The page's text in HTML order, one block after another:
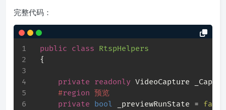
完整代码：
public class RtspHelpers
{
private readonly VideoCapture
#region 预览
private bool _previewRunState = false